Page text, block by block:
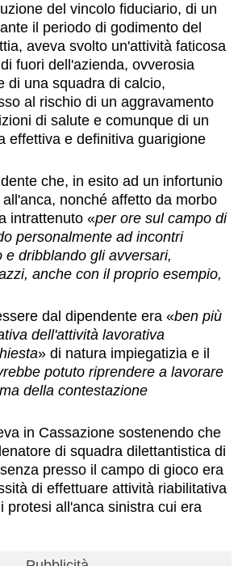
del vincolo fiduciario, di un
il periodo di godimento del
aveva svolto un'attività faticosa
fuori dell'azienda, ovverosia
di una squadra di calcio,
al rischio di un aggravamento
di salute e comunque di un
effettiva e definitiva guarigione
che, in esito ad un infortunio
nonché affetto da morbo
intrattenuto «per ore sul campo di
personalmente ad incontri
e dribblando gli avversari,
anche con il proprio esempio,
dal dipendente era «ben più
dell'attività lavorativa
» di natura impiegatizia e il
potuto riprendere a lavorare
della contestazione
in Cassazione sostenendo che
di squadra dilettantistica di
presso il campo di gioco era
di effettuare attività riabilitativa
protesi all'anca sinistra cui era